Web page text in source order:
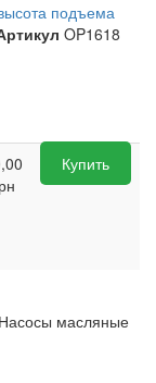
подъема
OP1618
Купить
Насосы масляные